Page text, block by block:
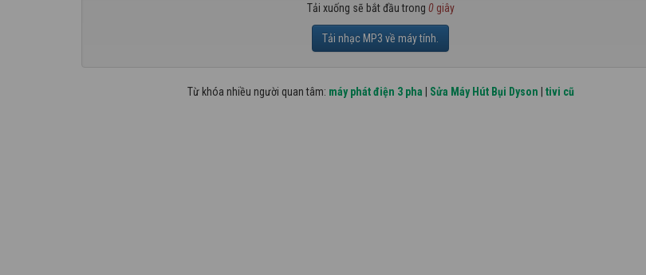
Tải xuống sẽ bắt đầu trong 0giây
Tải nhạc MP3 về máy tính.
Từ khóa nhiều người quan tâm: máy phát điện 3 pha Sửa Máy Hút Bụi Dyson tivi cũ